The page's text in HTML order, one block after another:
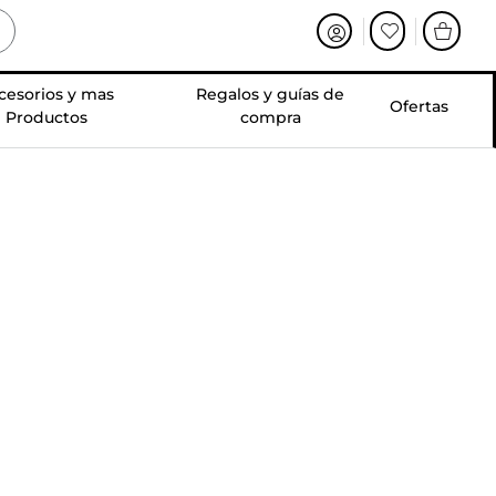
y mas
Productos
Regalos y guías de
compra
Ofertas